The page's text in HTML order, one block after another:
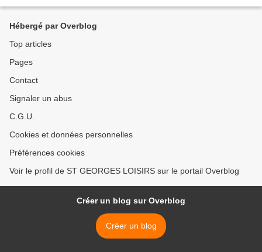
Hébergé par Overblog
Top articles
Pages
Contact
Signaler un abus
C.G.U.
Cookies et données personnelles
Préférences cookies
Voir le profil de ST GEORGES LOISIRS sur le portail Overblog
Créer un blog sur Overblog
Créer un blog